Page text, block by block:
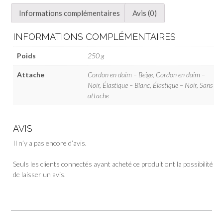
Informations complémentaires Avis (0)
INFORMATIONS COMPLÉMENTAIRES
Poids 250 g
Attache
Cordon en daim – Beige, Cordon en daim –
Noir, Élastique – Blanc, Élastique – Noir, Sans
attache
AVIS
Il n’y a pas encore d’avis.
Seuls les clients connectés ayant acheté ce produit ont la possibilité
de laisser un avis.